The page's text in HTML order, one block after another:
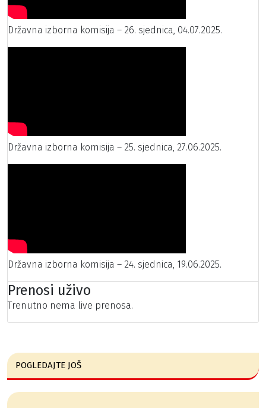
Državna izborna komisija – 26. sjednica, 04.07.2025.
Državna izborna komisija – 25. sjednica, 27.06.2025.
Državna izborna komisija – 24. sjednica, 19.06.2025.
Prenosi uživo
Trenutno nema live prenosa.
POGLEDAJTE JOŠ